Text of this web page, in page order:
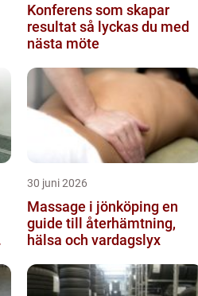
Konferens som skapar
resultat så lyckas du med
nästa möte
30 juni 2026
Massage i jönköping en
guide till återhämtning,
hälsa och vardagslyx